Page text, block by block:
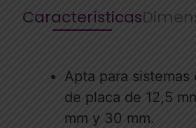
Características
Apta para sistemas
de placa de 12,5
mm y 30 mm.